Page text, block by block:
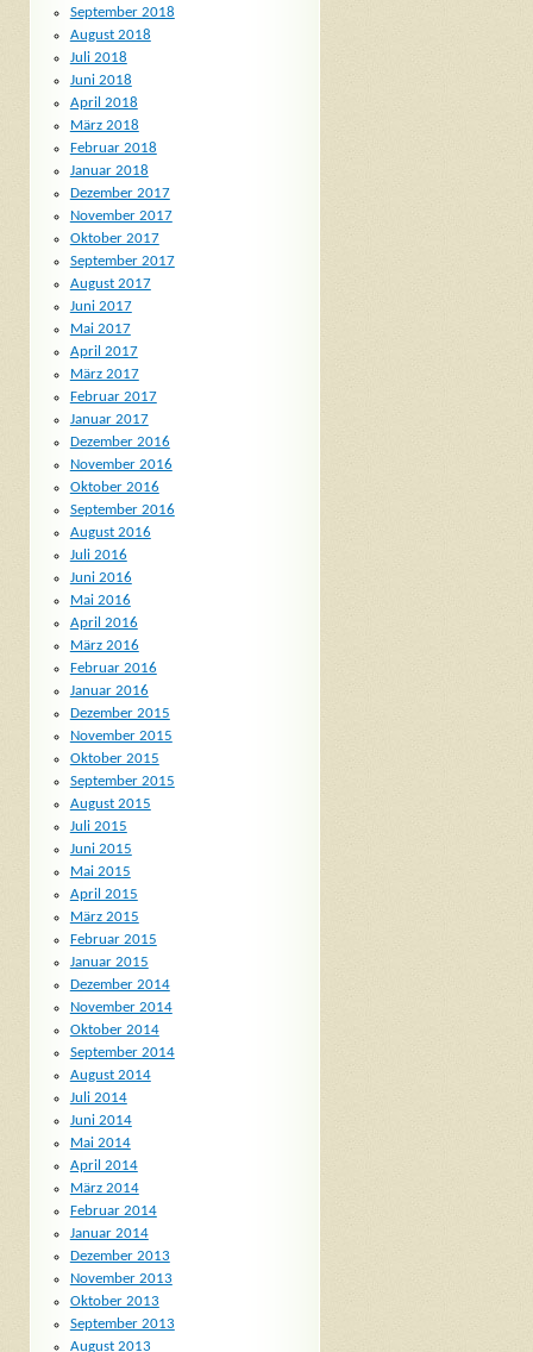
September 2018
August 2018
Juli 2018
Juni 2018
April 2018
März 2018
Februar 2018
Januar 2018
Dezember 2017
November 2017
Oktober 2017
September 2017
August 2017
Juni 2017
Mai 2017
April 2017
März 2017
Februar 2017
Januar 2017
Dezember 2016
November 2016
Oktober 2016
September 2016
August 2016
Juli 2016
Juni 2016
Mai 2016
April 2016
März 2016
Februar 2016
Januar 2016
Dezember 2015
November 2015
Oktober 2015
September 2015
August 2015
Juli 2015
Juni 2015
Mai 2015
April 2015
März 2015
Februar 2015
Januar 2015
Dezember 2014
November 2014
Oktober 2014
September 2014
August 2014
Juli 2014
Juni 2014
Mai 2014
April 2014
März 2014
Februar 2014
Januar 2014
Dezember 2013
November 2013
Oktober 2013
September 2013
August 2013